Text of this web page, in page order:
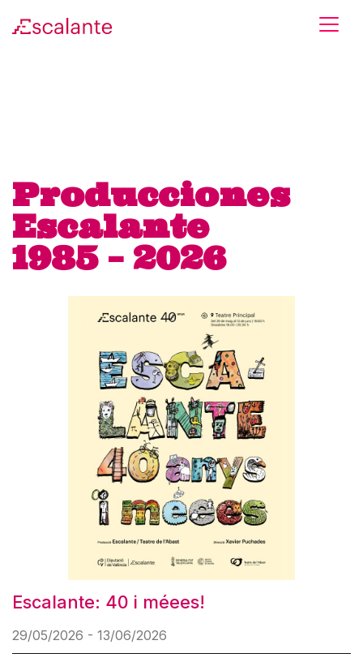
Producciones
Escalante
1985 – 2026
Escalante: 40 i méees!
29/05/2026 - 13/06/2026